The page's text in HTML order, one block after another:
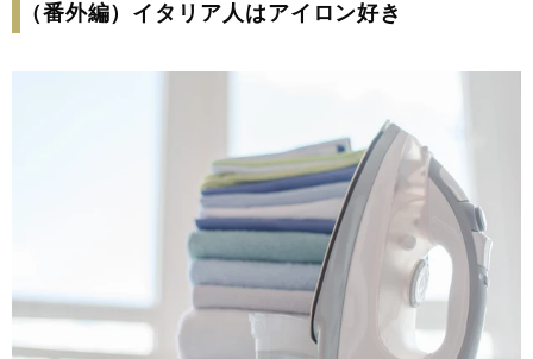
（番外編）イタリア人はアイロン好き